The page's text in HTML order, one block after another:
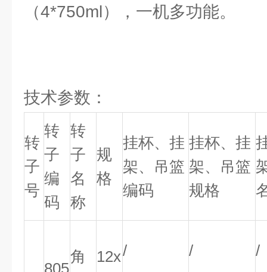
（4*750ml），一机多功能。
技术参数：
转
子
号
转
子
编
码
转
子
名
称
规
格
挂杯、挂
架、吊篮
编码
挂杯、挂
架、吊篮
规格
805
角
12x/ / /